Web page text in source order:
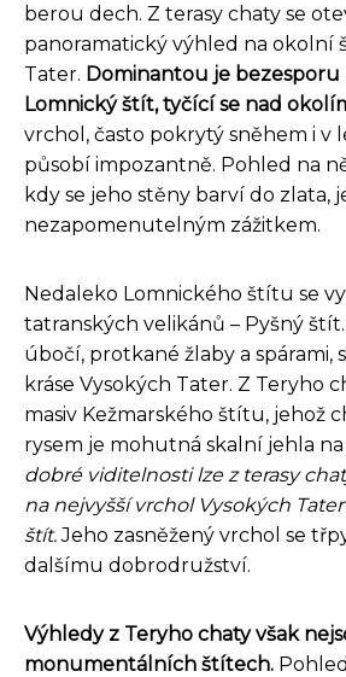
berou dech. Z terasy chaty se
panoramatický výhled na okolní
Tater. Dominantou je
Lomnický štít, tyčící se nad
vrchol, často pokrytý sněhem i v
působí impozantně. Pohled na
kdy se jeho stěny barví do zlata,
nezapomenutelným zážitkem.
Nedaleko Lomnického štítu se
tatranských velikánů – Pyšný
úbočí, protkané žlaby a spárami,
kráse Vysokých Tater. Z Teryho
masiv Kežmarského štítu, jehož
rysem je mohutná skalní jehla
dobré viditelnosti lze z terasy
na nejvyšší vrchol Vysokých
štít.Jeho zasněžený vrchol se
dalšímu dobrodružství.
Výhledy z Teryho chaty však
monumentálních štítech.